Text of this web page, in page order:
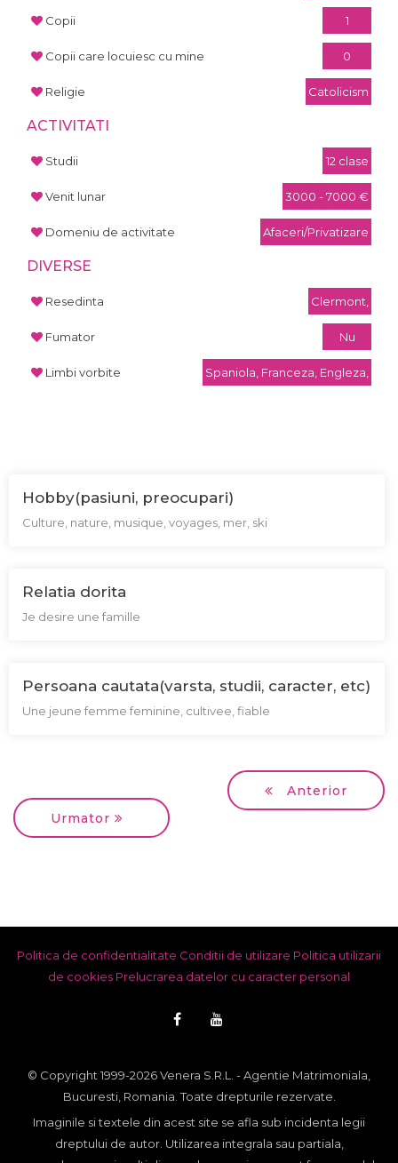
Copii 1
Copii care locuiesc cu mine 0
Religie Catolicism
ACTIVITATI
Studii 12 clase
Venit lunar 3000 - 7000 €
Domeniu de activitate Afaceri/Privatizare
DIVERSE
Resedinta Clermont,
Fumator Nu
Limbi vorbite Spaniola, Franceza, Engleza,
Hobby(pasiuni, preocupari)
Culture, nature, musique, voyages, mer, ski
Relatia dorita
Je desire une famille
Persoana cautata(varsta, studii, caracter, etc)
Une jeune femme feminine, cultivee, fiable
Anterior
Urmator
Politica de confidentialitate Conditii de utilizare Politica utilizarii
de cookies Prelucrarea datelor cu caracter personal
© Copyright 1999-2026 Venera S.R.L. - Agentie Matrimoniala,
Bucuresti, Romania. Toate drepturile rezervate.
Imaginile si textele din acest site se afla sub incidenta legii
dreptului de autor. Utilizarea integrala sau partiala,